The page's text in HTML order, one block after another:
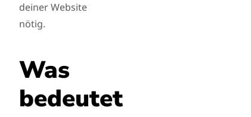
deiner Website
nötig.
Was
bedeutet